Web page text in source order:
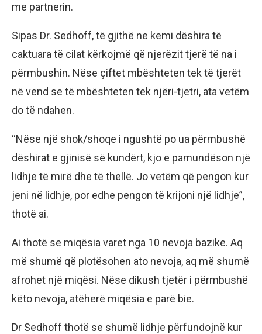
me partnerin.
Sipas Dr. Sedhoff, të gjithë ne kemi dëshira të
caktuara të cilat kërkojmë që njerëzit tjerë të na i
përmbushin. Nëse çiftet mbështeten tek të tjerët
në vend se të mbështeten tek njëri-tjetri, ata vetëm
do të ndahen.
“Nëse një shok/shoqe i ngushtë po ua përmbushë
dëshirat e gjinisë së kundërt, kjo e pamundëson një
lidhje të mirë dhe të thellë. Jo vetëm që pengon kur
jeni në lidhje, por edhe pengon të krijoni një lidhje”,
thotë ai.
Ai thotë se miqësia varet nga 10 nevoja bazike. Aq
më shumë që plotësohen ato nevoja, aq më shumë
afrohet një miqësi. Nëse dikush tjetër i përmbushë
këto nevoja, atëherë miqësia e parë bie.
Dr Sedhoff thotë se shumë lidhje përfundojnë kur